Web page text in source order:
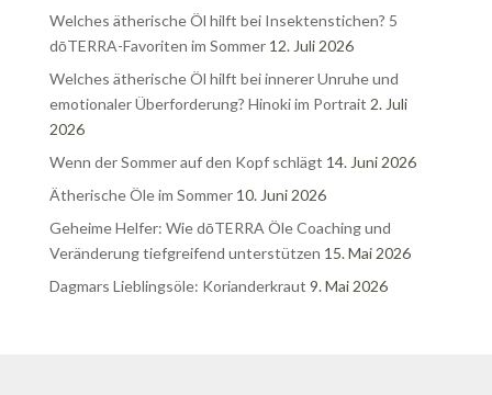
Welches ätherische Öl hilft bei Insektenstichen? 5
dōTERRA-Favoriten im Sommer 12. Juli 2026
Welches ätherische Öl hilft bei innerer Unruhe und
emotionaler Überforderung? Hinoki im Portrait 2. Juli
2026
Wenn der Sommer auf den Kopf schlägt 14. Juni 2026
Ätherische Öle im Sommer 10. Juni 2026
Geheime Helfer: Wie dōTERRA Öle Coaching und
Veränderung tiefgreifend unterstützen 15. Mai 2026
Dagmars Lieblingsöle: Korianderkraut 9. Mai 2026